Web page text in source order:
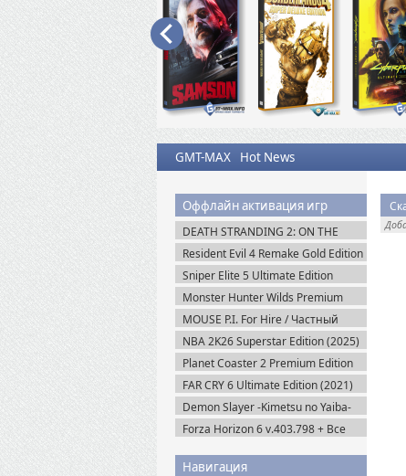
GMT-MAX Hot News
Оффлайн активация игр
DEATH STRANDING 2: ON THE
BEACH на PC / ПК v.1.10.89.0
(2026) Пиратка
Resident Evil 4 Remake Gold Edition
+ Separate Ways (2023) Пиратка
Sniper Elite 5 Ultimate Edition
(2022) Steam-Rip
Monster Hunter Wilds Premium
Edition (2025) Steam-Rip
MOUSE P.I. For Hire / Частный
детектив МАУС v.1.2.2 (2026)
Пиратка
NBA 2K26 Superstar Edition (2025)
Steam-Rip
Planet Coaster 2 Premium Edition
(2024) Steam-Rip
FAR CRY 6 Ultimate Edition (2021)
Uplay-Rip
Demon Slayer -Kimetsu no Yaiba-
The Hinokami Chronicles (2021)
Forza Horizon 6 v.403.798 + Все
Навигация